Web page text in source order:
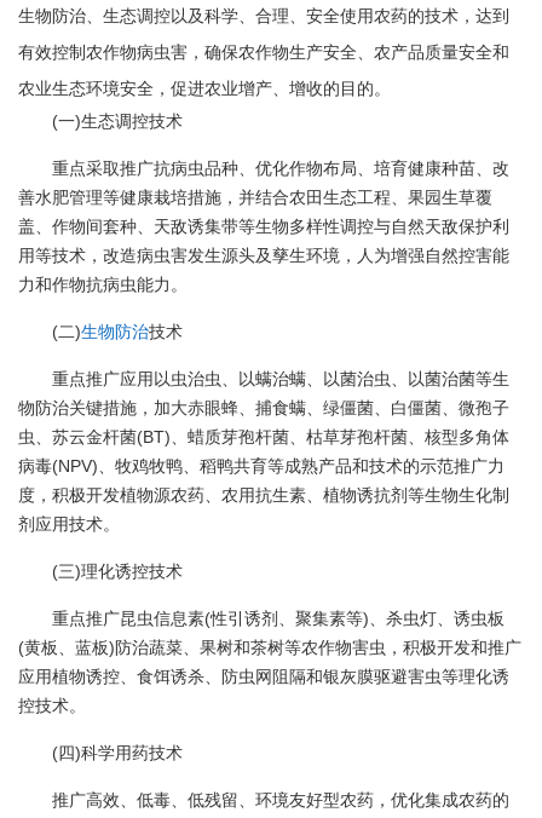
生物防治、生态调控以及科学、合理、安全使用农药的技术，达到
有效控制农作物病虫害，确保农作物生产安全、农产品质量安全和
农业生态环境安全，促进农业增产、增收的目的。
(一)生态调控技术
重点采取推广抗病虫品种、优化作物布局、培育健康种苗、改
善水肥管理等健康栽培措施，并结合农田生态工程、果园生草覆
盖、作物间套种、天敌诱集带等生物多样性调控与自然天敌保护利
用等技术，改造病虫害发生源头及孳生环境，人为增强自然控害能
力和作物抗病虫能力。
(二)生物防治技术
重点推广应用以虫治虫、以螨治螨、以菌治虫、以菌治菌等生
物防治关键措施，加大赤眼蜂、捕食螨、绿僵菌、白僵菌、微孢子
虫、苏云金杆菌(BT)、蜡质芽孢杆菌、枯草芽孢杆菌、核型多角体
病毒(NPV)、牧鸡牧鸭、稻鸭共育等成熟产品和技术的示范推广力
度，积极开发植物源农药、农用抗生素、植物诱抗剂等生物生化制
剂应用技术。
(三)理化诱控技术
重点推广昆虫信息素(性引诱剂、聚集素等)、杀虫灯、诱虫板
(黄板、蓝板)防治蔬菜、果树和茶树等农作物害虫，积极开发和推广
应用植物诱控、食饵诱杀、防虫网阻隔和银灰膜驱避害虫等理化诱
控技术。
(四)科学用药技术
推广高效、低毒、低残留、环境友好型农药，优化集成农药的